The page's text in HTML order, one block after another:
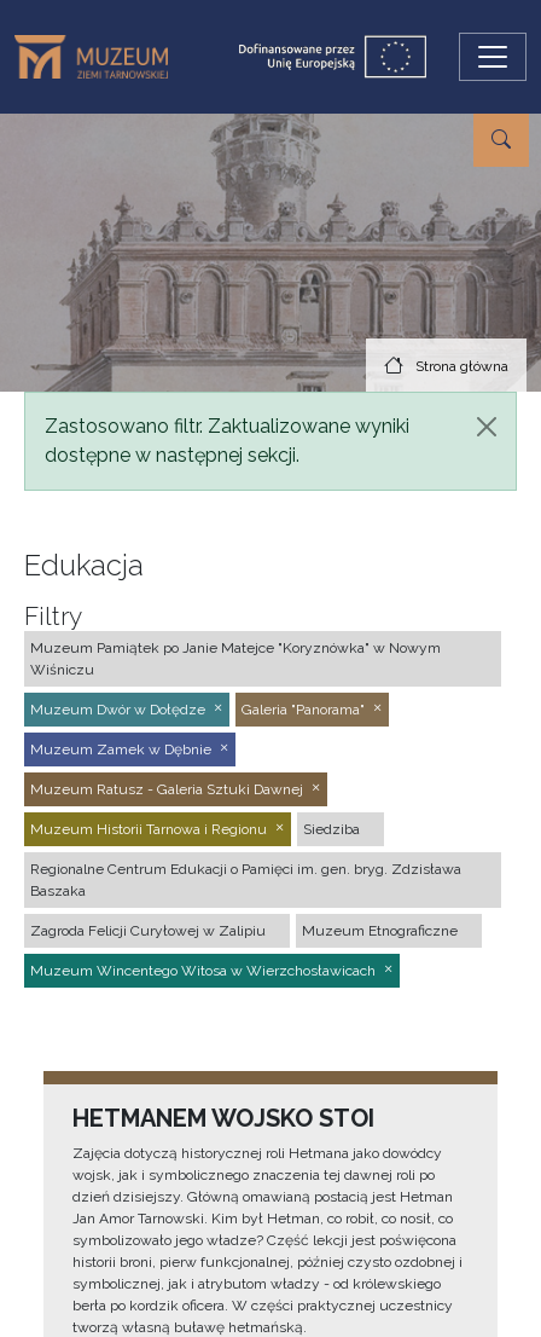
Strona główna
Komunikat
Zastosowano filtr. Zaktualizowane wyniki
dostępne w następnej sekcji.
Edukacja
Filtry
Muzeum Pamiątek po Janie Matejce "Koryznówka" w Nowym
Wiśniczu
Muzeum Dwór w Dołędze Galeria "Panorama"
Muzeum Zamek w Dębnie
Muzeum Ratusz - Galeria Sztuki Dawnej
Muzeum Historii Tarnowa i Regionu Siedziba
Regionalne Centrum Edukacji o Pamięci im. gen. bryg. Zdzisława
Baszaka
Zagroda Felicji Curyłowej w Zalipiu Muzeum Etnograficzne
Muzeum Wincentego Witosa w Wierzchosławicach
HETMANEM WOJSKO STOI
Zajęcia dotyczą historycznej roli Hetmana jako dowódcy
wojsk, jak i symbolicznego znaczenia tej dawnej roli po
dzień dzisiejszy. Główną omawianą postacią jest Hetman
Jan Amor Tarnowski. Kim był Hetman, co robił, co nosił, co
symbolizowało jego władze? Część lekcji jest poświęcona
historii broni, pierw funkcjonalnej, później czysto ozdobnej i
symbolicznej, jak i atrybutom władzy - od królewskiego
berła po kordzik oficera. W części praktycznej uczestnicy
tworzą własną buławę hetmańską.